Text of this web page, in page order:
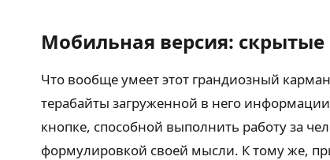
Мобильная версия:
Что вообще умеет этот грандиозный
терабайты загруженной в него
кнопке, способной выполнить работу за
формулировкой своей мысли. К тому же,